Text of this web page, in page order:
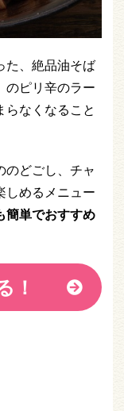
た、絶品油そば
のピリ辛のラー
なくなること
のどごし、チャ
しめるメニュー
簡単でおすすめ
！